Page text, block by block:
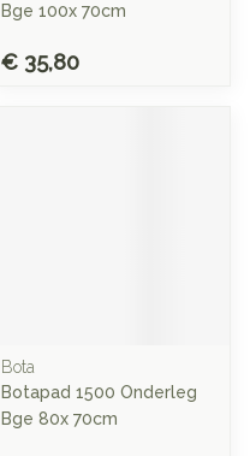
Bge 100x 70cm
€ 35,80
Bota
Botapad 1500 Onderleg
Bge 80x 70cm